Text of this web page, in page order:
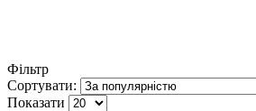
Фільтр
Сортувати:
Показати